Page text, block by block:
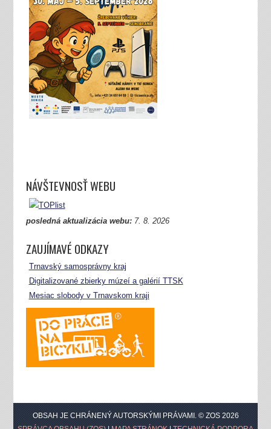
NÁVŠTEVNOSŤ WEBU
posledná aktualizácia webu:7. 8. 2026
ZAUJÍMAVÉ ODKAZY
Trnavský samosprávny kraj
Digitalizované zbierky múzeí a galérií TTSK
Mesiac slobody v Trnavskom kraji
OBSAH JE CHRÁNENÝ AUTORSKÝMI PRÁVAMI. © ZOS 2026